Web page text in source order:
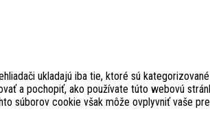
ukladajú iba tie, ktoré sú
a pochopiť, ako používate túto webovú
súborov cookie však môže ovplyvniť vaše